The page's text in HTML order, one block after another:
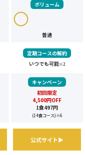
ボリューム
普通
定期コースの解約
いつでも可能※2
キャンペーン
初回限定
4,500円OFF
1食497円
(14食コース)※6
公式サイト▶